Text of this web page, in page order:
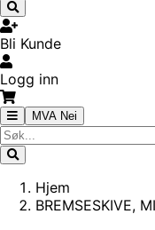
Bli Kunde
Logg inn
MVA Nei
Hjem
BREMSESKIVE,